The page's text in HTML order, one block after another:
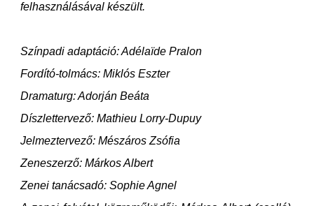
felhasználásával készült.
Színpadi adaptáció: Adélaïde Pralon
Fordító-tolmács: Miklós Eszter
Dramaturg: Adorján Beáta
Díszlettervező: Mathieu Lorry-Dupuy
Jelmeztervező: Mészáros Zsófia
Zeneszerző: Márkos Albert
Zenei tanácsadó: Sophie Agnel